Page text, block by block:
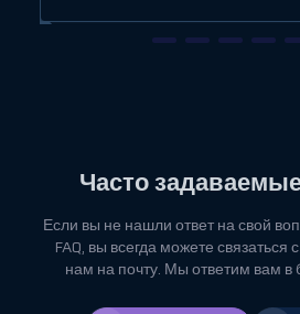
Часто
Если вы не нашли ответ на свой
FAQ, вы всегда можете
нам на почту. Мы ответим вам